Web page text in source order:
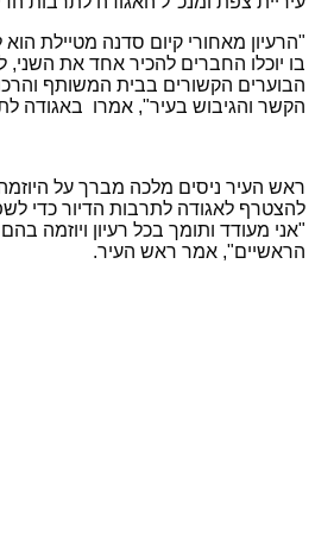
"הרעיון מאחורי קיום סדנה מטיילת הוא
בו יוכלו החברים להכיר אחד את השני,
הבוערים הקשורים בבית המשותף
הקשר והגיבוש בעיר", אמרו באגודה
ראש העיר ניסים מלכה מברך על היוזמה
להצטרף לאגודה לתרבות הדיור כדי
"אני מעודד ותומך בכל רעיון ויוזמה
הראשיים", אמר ראש העיר.